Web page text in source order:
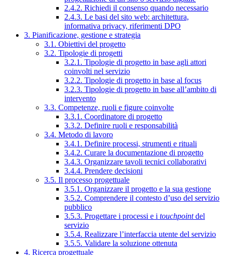
2.4.2. Richiedi il consenso quando necessario
2.4.3. Le basi del sito web: architettura,
informativa privacy, riferimenti DPO
3. Pianificazione, gestione e strategia
3.1. Obiettivi del progetto
3.2. Tipologie di progetti
3.2.1. Tipologie di progetto in base agli attori
coinvolti nel servizio
3.2.2. Tipologie di progetto in base al focus
3.2.3. Tipologie di progetto in base all’ambito di
intervento
3.3. Competenze, ruoli e figure coinvolte
3.3.1. Coordinatore di progetto
3.3.2. Definire ruoli e responsabilità
3.4. Metodo di lavoro
3.4.1. Definire processi, strumenti e rituali
3.4.2. Curare la documentazione di progetto
3.4.3. Organizzare tavoli tecnici collaborativi
3.4.4. Prendere decisioni
3.5. Il processo progettuale
3.5.1. Organizzare il progetto e la sua gestione
3.5.2. Comprendere il contesto d’uso del servizio
pubblico
3.5.3. Progettare i processi e i touchpointdel
servizio
3.5.4. Realizzare l’interfaccia utente del servizio
3.5.5. Validare la soluzione ottenuta
4. Ricerca progettuale